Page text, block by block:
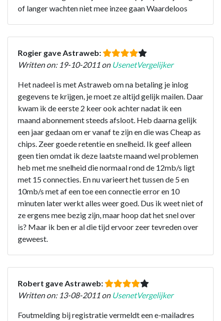
of langer wachten niet mee inzee gaan Waardeloos
Rogier gave Astraweb:
Written on: 19-10-2011 on UsenetVergelijker
Het nadeel is met Astraweb om na betaling je inlog
gegevens te krijgen, je moet ze altijd gelijk mailen. Daar
kwam ik de eerste 2 keer ook achter nadat ik een
maand abonnement steeds afsloot. Heb daarna gelijk
een jaar gedaan om er vanaf te zijn en die was Cheap as
chips. Zeer goede retentie en snelheid. Ik geef alleen
geen tien omdat ik deze laatste maand wel problemen
heb met me snelheid die normaal rond de 12mb/s ligt
met 15 connecties. En nu varieert het tussen de 5 en
10mb/s met af een toe een connectie error en 10
minuten later werkt alles weer goed. Dus ik weet niet of
ze ergens mee bezig zijn, maar hoop dat het snel over
is? Maar ik ben er al die tijd ervoor zeer tevreden over
geweest.
Robert gave Astraweb:
Written on: 13-08-2011 on UsenetVergelijker
Foutmelding bij registratie vermeldt een e-mailadres